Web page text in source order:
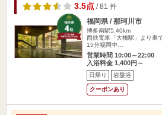
3.5点 / 81 件
福岡県 / 那珂川市
博多南駅5.40km
西鉄電車「大橋駅」より車
15分福岡中…
営業時間 10:00～22:00
入浴料金 1,400円～
日帰り 岩盤浴
クーポンあり